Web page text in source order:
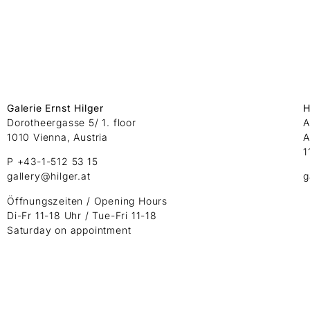
Galerie Ernst Hilger
Dorotheergasse 5/ 1. floor
1010 Vienna, Austria
P +43-1-512 53 15
gallery@hilger.at
Öffnungszeiten / Opening Hours
Di-Fr 11-18 Uhr / Tue-Fri 11-18
Saturday on appointment